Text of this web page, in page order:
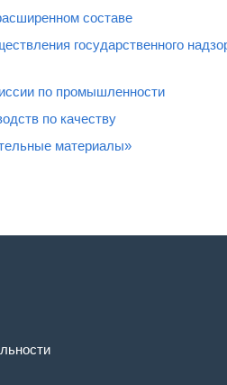
составе
государственного
по промышленности
по качеству
материалы»